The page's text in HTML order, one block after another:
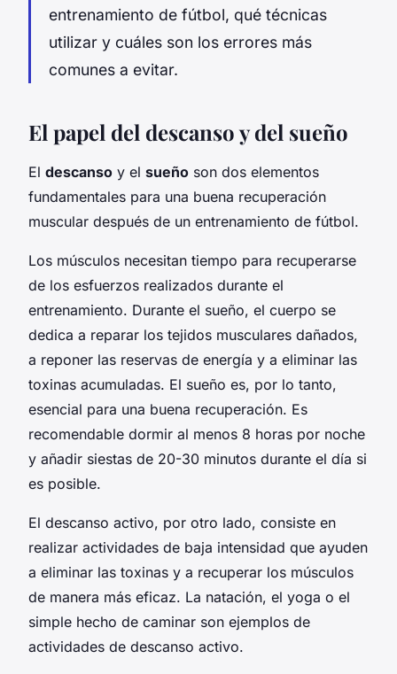
entrenamiento de fútbol, qué técnicas
utilizar y cuáles son los errores más
comunes a evitar.
El papel del descanso y del sueño
El descanso y el sueño son dos elementos
fundamentales para una buena recuperación
muscular después de un entrenamiento de fútbol.
Los músculos necesitan tiempo para recuperarse
de los esfuerzos realizados durante el
entrenamiento. Durante el sueño, el cuerpo se
dedica a reparar los tejidos musculares dañados,
a reponer las reservas de energía y a eliminar las
toxinas acumuladas. El sueño es, por lo tanto,
esencial para una buena recuperación. Es
recomendable dormir al menos 8 horas por noche
y añadir siestas de 20-30 minutos durante el día si
es posible.
El descanso activo, por otro lado, consiste en
realizar actividades de baja intensidad que ayuden
a eliminar las toxinas y a recuperar los músculos
de manera más eficaz. La natación, el yoga o el
simple hecho de caminar son ejemplos de
actividades de descanso activo.